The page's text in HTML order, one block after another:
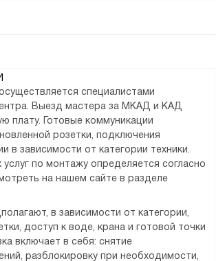
специалистами
Выезд мастера за МКАД и КАД
плату. Готовые коммуникации
розетки, подключения
в зависимости от категории техники.
по монтажу определяется согласно
на нашем сайте в разделе
в зависимости от категории,
доступ к воде, крана и готовой точки
включает в себя: снятие
разблокировку при необходимости,